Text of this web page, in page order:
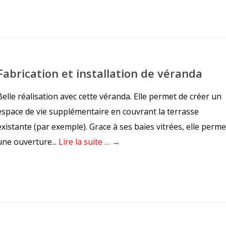
et installation de véranda
réalisation avec cette véranda. Elle permet de créer un
de vie supplémentaire en couvrant la terrasse
(par exemple). Grace à ses baies vitrées, elle
ouverture... Lire la suite … →